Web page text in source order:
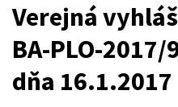
Verejná
BA-PLO-2017/
dňa 16.1.2017